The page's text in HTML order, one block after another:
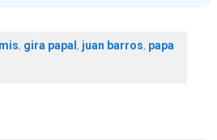
, gira papal , juan barros, papa